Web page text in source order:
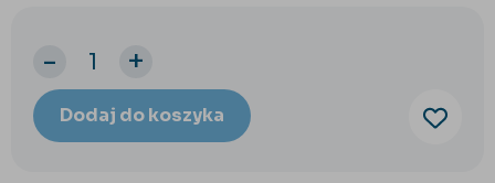
- +
Dodaj do koszyka